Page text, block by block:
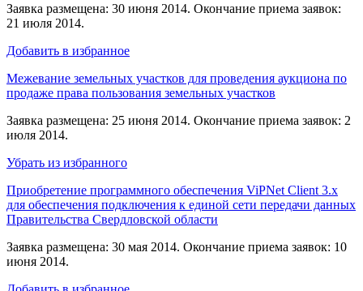
Заявка размещена: 30 июня 2014. Окончание приема заявок:
21 июля 2014.
Добавить в избранное
Межевание земельных участков для проведения аукциона по
продаже права пользования земельных участков
Заявка размещена: 25 июня 2014. Окончание приема заявок: 2
июля 2014.
Убрать из избранного
Приобретение программного обеспечения ViPNet Client 3.x
для обеспечения подключения к единой сети передачи данных
Правительства Свердловской области
Заявка размещена: 30 мая 2014. Окончание приема заявок: 10
июня 2014.